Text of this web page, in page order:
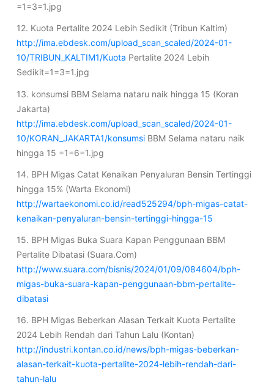
=1=3=1.jpg
12. Kuota Pertalite 2024 Lebih Sedikit (Tribun Kaltim)
http://ima.ebdesk.com/upload_scan_scaled/2024-01-
10/TRIBUN_KALTIM1/Kuota Pertalite 2024 Lebih
Sedikit=1=3=1.jpg
13. konsumsi BBM Selama nataru naik hingga 15 (Koran
Jakarta)
http://ima.ebdesk.com/upload_scan_scaled/2024-01-
10/KORAN_JAKARTA1/konsumsiBBM Selama nataru naik
hingga 15 =1=6=1.jpg
14. BPH Migas Catat Kenaikan Penyaluran Bensin Tertinggi
hingga 15% (Warta Ekonomi)
http://wartaekonomi.co.id/read525294/bph-migas-catat-
kenaikan-penyaluran-bensin-tertinggi-hingga-15
15. BPH Migas Buka Suara Kapan Penggunaan BBM
Pertalite Dibatasi (Suara.Com)
http://www.suara.com/bisnis/2024/01/09/084604/bph-
migas-buka-suara-kapan-penggunaan-bbm-pertalite-
dibatasi
16. BPH Migas Beberkan Alasan Terkait Kuota Pertalite
2024 Lebih Rendah dari Tahun Lalu (Kontan)
http://industri.kontan.co.id/news/bph-migas-beberkan-
alasan-terkait-kuota-pertalite-2024-lebih-rendah-dari-
tahun-lalu